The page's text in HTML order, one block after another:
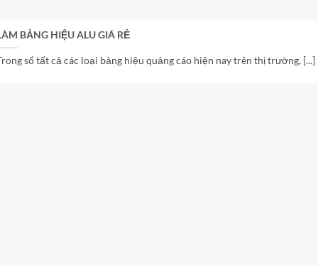
BẢNG HIỆU ALU GIÁ RẺ
số tất cả các loại bảng hiệu quảng cáo hiện nay trên thị trường, [...]